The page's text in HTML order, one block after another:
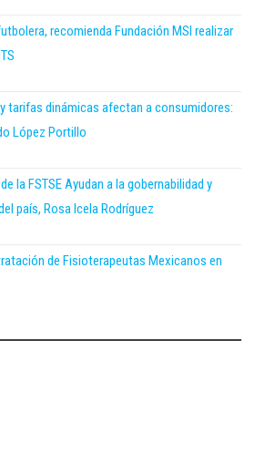
recomienda Fundación MSI realizar
tarifas dinámicas afectan a consumidores:
López Portillo
la FSTSE Ayudan a la gobernabilidad y
país, Rosa Icela Rodríguez
de Fisioterapeutas Mexicanos en